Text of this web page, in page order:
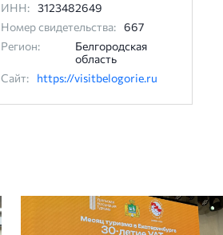
ИНН:
3123482649
Номер свидетельства:
667
Регион:
Белгородская
область
Сайт:
https://visitbelogorie.ru